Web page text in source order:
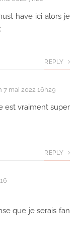
have ici alors je
REPLY
7 mai 2022 16h29
est vraiment super
REPLY
que je serais fan